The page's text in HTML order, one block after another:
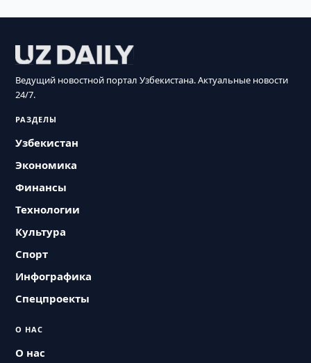
Ведущий новостной портал Узбекистана. Актуальные новости
24/7.
РАЗДЕЛЫ
Узбекистан
Экономика
Финансы
Технологии
Культура
Спорт
Инфографика
Спецпроекты
О НАС
О нас